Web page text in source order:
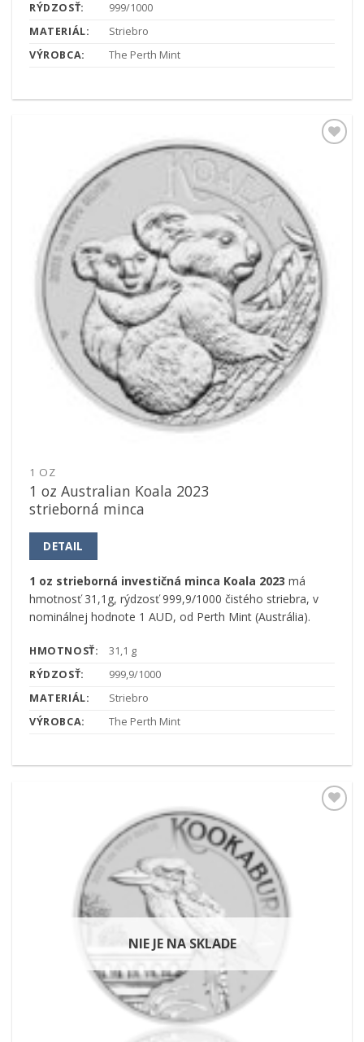
RÝDZOSŤ:
999/1000
MATERIÁL:
Striebro
VÝROBCA:
The Perth Mint
1 OZ
1 oz Australian Koala 2023
strieborná minca
DETAIL
1 oz strieborná investičná minca Koala 2023 má
hmotnosť 31,1g, rýdzosť 999,9/1000 čistého striebra, v
nominálnej hodnote 1 AUD, od Perth Mint (Austrália).
HMOTNOSŤ:
31,1 g
RÝDZOSŤ:
999,9/1000
MATERIÁL:
Striebro
VÝROBCA:
The Perth Mint
NIE JE NA SKLADE